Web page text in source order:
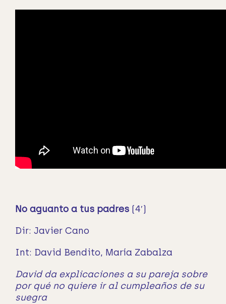
No aguanto a tus padres (4′)
Dir: Javier Cano
Int: David Bendito, María Zabalza
David da explicaciones a su pareja sobre
por qué no quiere ir al cumpleaños de su
suegra